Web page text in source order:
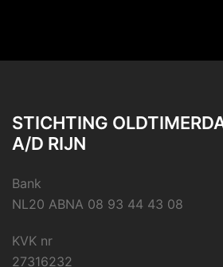
STICHTING
A/D RIJN
Bank
NL20 ABNA 08 93 44 43 08
KVK nr
27316232